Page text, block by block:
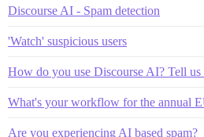
Discourse AI - Spam detection
'Watch' suspicious users
How do you use Discourse AI? Tell us
What's your workflow for the annual
Are you experiencing AI based spam?